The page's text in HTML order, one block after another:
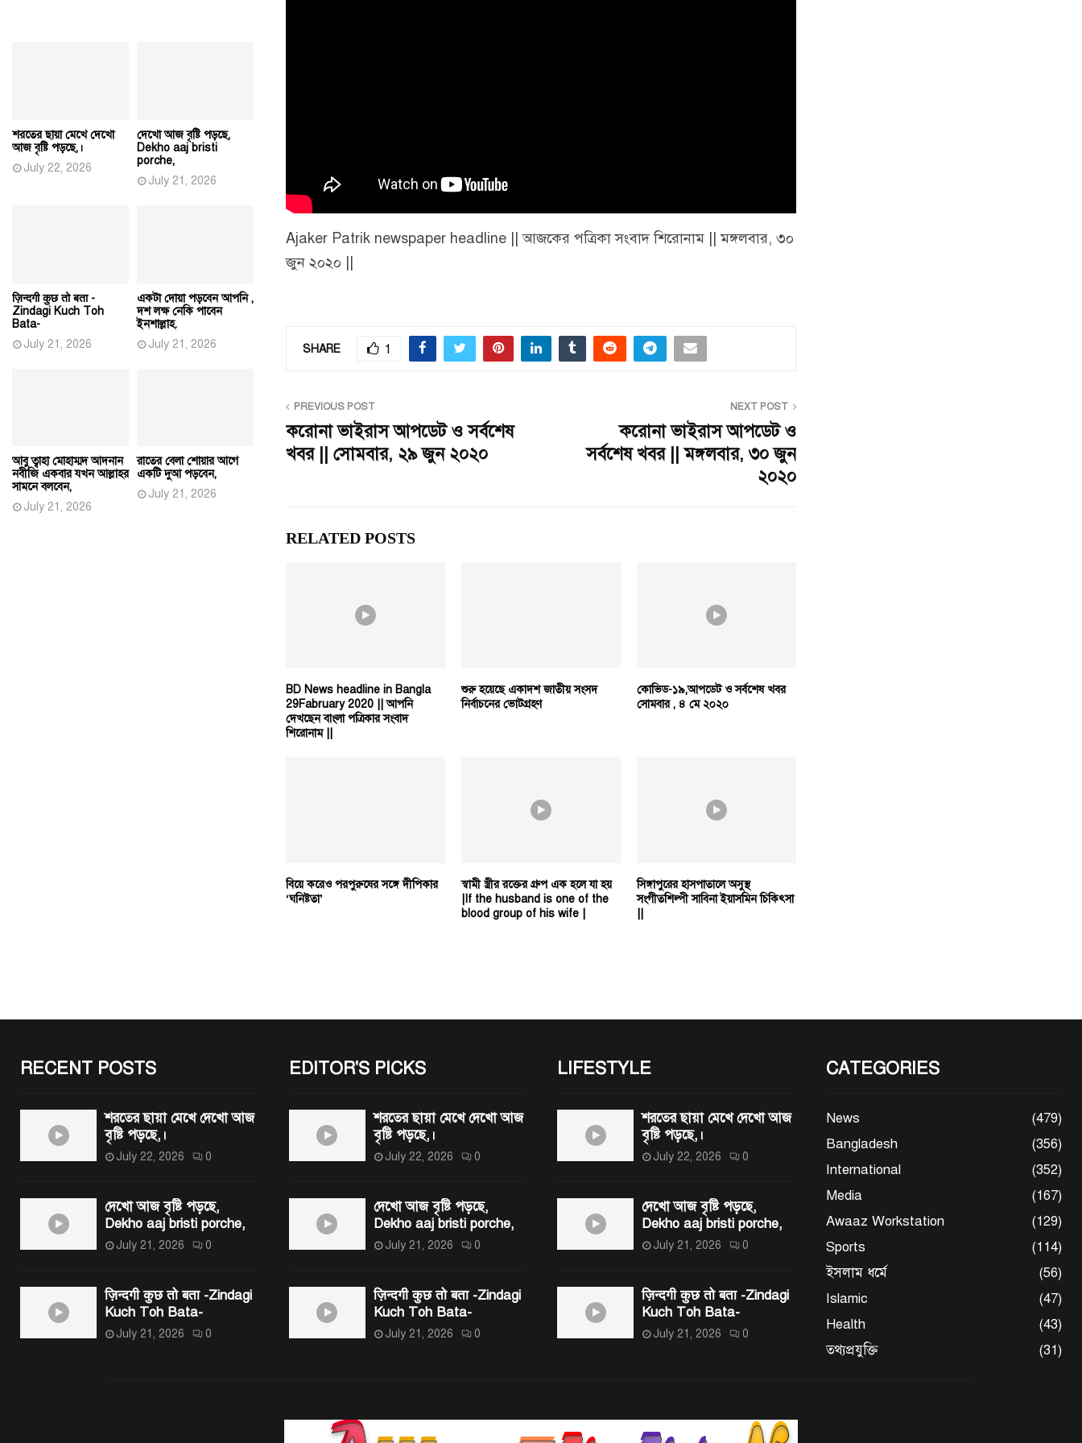
Ajaker Patrik newspaper headline || আজকের পত্রিকা সংবাদ শিরোনাম || মঙ্গলবার, ৩০
জুন ২০২০ ||
SHARE 1
PREVIOUS POST
করোনা ভাইরাস আপডেট ও সর্বশেষ
খবর || সোমবার, ২৯ জুন ২০২০
NEXT POST
করোনা ভাইরাস আপডেট ও
সর্বশেষ খবর || মঙ্গলবার, ৩০ জুন
২০২০
RELATED POSTS
BD News headline in Bangla
29Fabruary 2020 || আপনি
দেখছেন বাংলা পত্রিকার সংবাদ
শিরোনাম ||
শুরু হয়েছে একাদশ জাতীয় সংসদ
নির্বাচনের ভোটগ্রহণ
কোভিড-১৯,আপডেট ও সর্বশেষ খবর
সোমবার , ৪ মে ২০২০
বিয়ে করেও পরপুরুষের সঙ্গে দীপিকার
‘ঘনিষ্টতা’
স্বামী স্ত্রীর রক্তের গ্রুপ এক হলে যা হয়
|If the husband is one of the
blood group of his wife |
সিঙ্গাপুরের হাসপাতালে অসুস্থ
সংগীতশিল্পী সাবিনা ইয়াসমিন চিকিৎসা
শরতের ছায়া মেখে দেখো
আজ বৃষ্টি পড়ছে,।
July 22, 2026
দেখো আজ বৃষ্টি পড়ছে,
Dekho aaj bristi
porche,
July 21, 2026
ज़िन्दगी कुछ तो बता -
Zindagi Kuch Toh
Bata-
July 21, 2026
একটা দোয়া পড়বেন আপনি ,
দশ লক্ষ নেকি পাবেন
ইনশাল্লাহ.
July 21, 2026
আবু ত্বাহা মোহাম্মদ আদনান
নবীজি একবার যখন আল্লাহর
সামনে বলবেন,
July 21, 2026
রাতের বেলা শোয়ার আগে
একটি দুআ পড়বেন,
July 21, 2026
RECENT POSTS
শরতের ছায়া মেখে দেখো আজ
বৃষ্টি পড়ছে,।
July 22, 2026 0
দেখো আজ বৃষ্টি পড়ছে,
Dekho aaj bristi porche,
July 21, 2026 0
ज़िन्दगी कुछ तो बता -Zindagi
Kuch Toh Bata-
July 21, 2026 0
EDITOR'S PICKS
শরতের ছায়া মেখে দেখো আজ
বৃষ্টি পড়ছে,।
July 22, 2026 0
দেখো আজ বৃষ্টি পড়ছে,
Dekho aaj bristi porche,
July 21, 2026 0
ज़िन्दगी कुछ तो बता -Zindagi
Kuch Toh Bata-
July 21, 2026 0
LIFESTYLE
শরতের ছায়া মেখে দেখো আজ
বৃষ্টি পড়ছে,।
July 22, 2026 0
দেখো আজ বৃষ্টি পড়ছে,
Dekho aaj bristi porche,
July 21, 2026 0
ज़िन्दगी कुछ तो बता -Zindagi
Kuch Toh Bata-
July 21, 2026 0
CATEGORIES
News
(479)
Bangladesh
(356)
International
(352)
Media
(167)
Awaaz Workstation
(129)
Sports
(114)
ইসলাম ধর্মে
(56)
Islamic
(47)
Health
(43)
তথ্যপ্রযুক্তি
(31)